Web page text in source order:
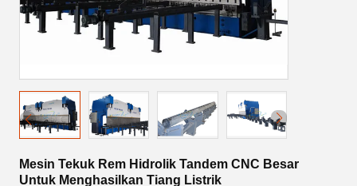
Mesin Tekuk Rem Hidrolik Tandem CNC Besar
Untuk Menghasilkan Tiang Listrik